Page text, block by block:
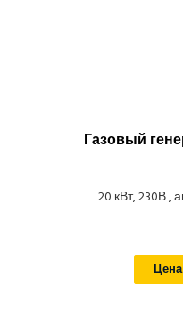
Газовый
20 кВт, 230В ,